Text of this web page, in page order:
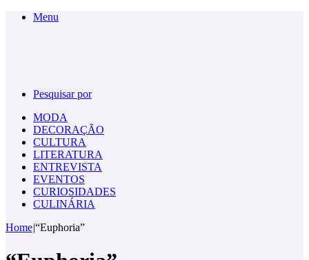
Menu
Pesquisar por
MODA
DECORAÇÃO
CULTURA
LITERATURA
ENTREVISTA
EVENTOS
CURIOSIDADES
CULINÁRIA
Home|“Euphoria”